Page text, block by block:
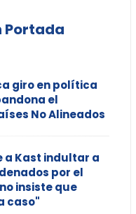
Portada
giro en política
el
No Alineados
a Kast indultar a
por el
insiste que
caso"